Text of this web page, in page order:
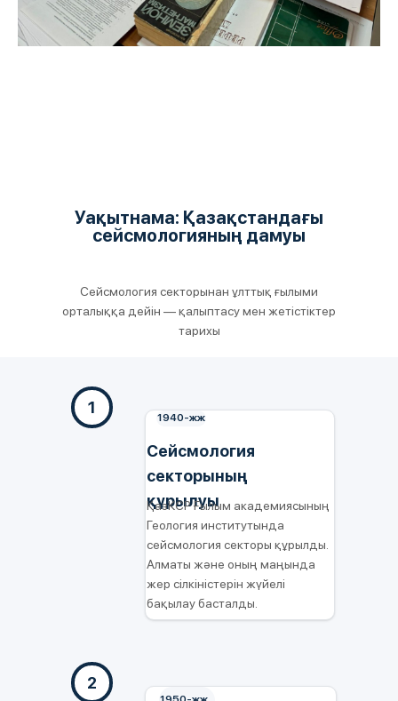
Уақытнама: Қазақстандағы
сейсмологияның дамуы
Сейсмология секторынан ұлттық ғылыми
орталыққа дейін — қалыптасу мен жетістіктер
тарихы
1940-жж
Сейсмология
секторының
құрылуы
ҚазКСР Ғылым академиясының
Геология институтында
сейсмология секторы құрылды.
Алматы және оның маңында
жер сілкіністерін жүйелі
бақылау басталды.
1
2